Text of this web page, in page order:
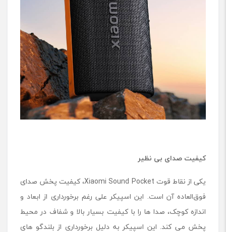
کیفیت صدای بی ‌نظیر
یکی از نقاط قوت Xiaomi Sound Pocket، کیفیت پخش صدای
فوق‌العاده آن است. این اسپیکر علی رغم برخورداری از ابعاد و
اندازه کوچک، صدا ها را با کیفیت بسیار بالا و شفاف در محیط
پخش می کند. این اسپیکر به دلیل برخورداری از بلندگو های